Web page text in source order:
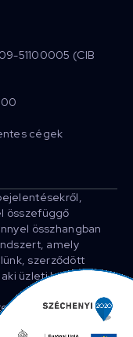
51100005 (CIB
cégek
összefüggő
összhangban
amely
szerződött
üzleti kapcsolatba
E-mailben a